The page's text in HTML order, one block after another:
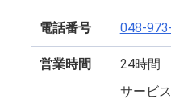
電話番号 048-
営業時間
24時間
サービ